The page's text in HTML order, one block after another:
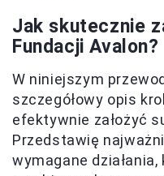
Jak skutecznie
Fundacji Avalon?
W niniejszym
szczegółowy opis
efektywnie założyć
Przedstawię
wymagane